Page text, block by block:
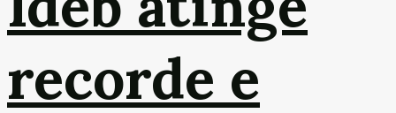
recorde e